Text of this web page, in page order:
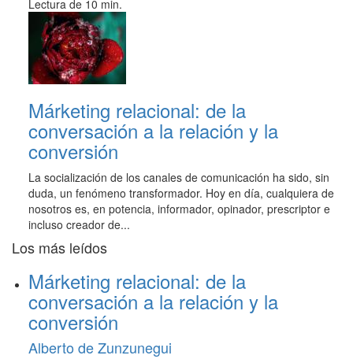
Lectura de 10 min.
Márketing relacional: de la
conversación a la relación y la
conversión
La socialización de los canales de comunicación ha sido, sin
duda, un fenómeno transformador. Hoy en día, cualquiera de
nosotros es, en potencia, informador, opinador, prescriptor e
incluso creador de...
Los más leídos
Márketing relacional: de la
conversación a la relación y la
conversión
Alberto de Zunzunegui